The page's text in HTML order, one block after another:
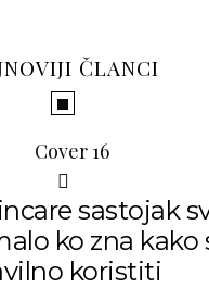
ČLANCI
sastojak
ko zna kako
koristiti